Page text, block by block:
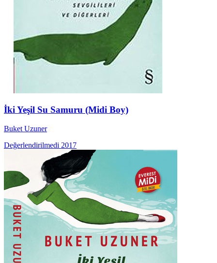
İki Yeşil Su Samuru (Midi Boy)
Buket Uzuner
Değerlendirilmedi 2017